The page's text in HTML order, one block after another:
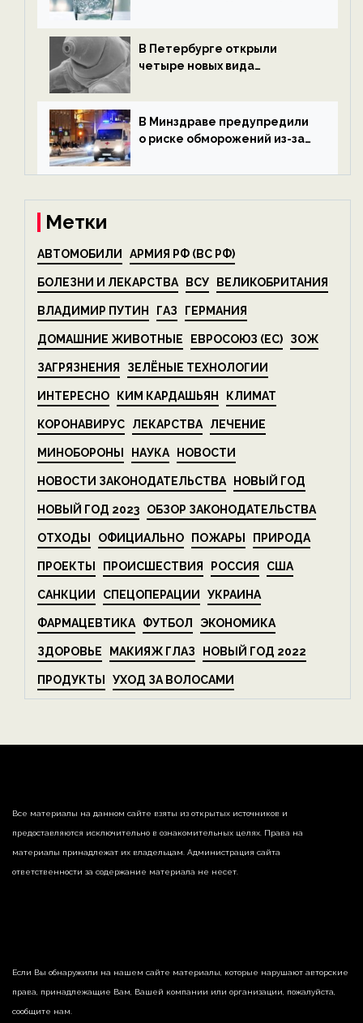
В Петербурге открыли
четыре новых вида
экологии на ECOportal
В Минздраве предупредили
о риске обморожений из-за
на ECOportal
Метки
АВТОМОБИЛИ АРМИЯ РФ (ВС РФ)
БОЛЕЗНИ И ЛЕКАРСТВА ВСУ ВЕЛИКОБРИТАНИЯ
ВЛАДИМИР ПУТИН ГАЗ ГЕРМАНИЯ
ДОМАШНИЕ ЖИВОТНЫЕ ЕВРОСОЮЗ (ЕС) ЗОЖ
ЗАГРЯЗНЕНИЯ ЗЕЛЁНЫЕ ТЕХНОЛОГИИ
ИНТЕРЕСНО КИМ КАРДАШЬЯН КЛИМАТ
КОРОНАВИРУС ЛЕКАРСТВА ЛЕЧЕНИЕ
МИНОБОРОНЫ НАУКА НОВОСТИ
НОВОСТИ ЗАКОНОДАТЕЛЬСТВА НОВЫЙ ГОД
НОВЫЙ ГОД 2023 ОБЗОР ЗАКОНОДАТЕЛЬСТВА
ОТХОДЫ ОФИЦИАЛЬНО ПОЖАРЫ ПРИРОДА
ПРОЕКТЫ ПРОИСШЕСТВИЯ РОССИЯ США
САНКЦИИ СПЕЦОПЕРАЦИИ УКРАИНА
ФАРМАЦЕВТИКА ФУТБОЛ ЭКОНОМИКА
ЗДОРОВЬЕ МАКИЯЖ ГЛАЗ НОВЫЙ ГОД 2022
ПРОДУКТЫ УХОД ЗА ВОЛОСАМИ
Все материалы на данном сайте взяты из открытых источников и
предоставляются исключительно в ознакомительных целях. Права на
материалы принадлежат их владельцам. Администрация сайта
ответственности за содержание материала не несет.
Если Вы обнаружили на нашем сайте материалы, которые нарушают авторские
права, принадлежащие Вам, Вашей компании или организации, пожалуйста,
сообщите нам.